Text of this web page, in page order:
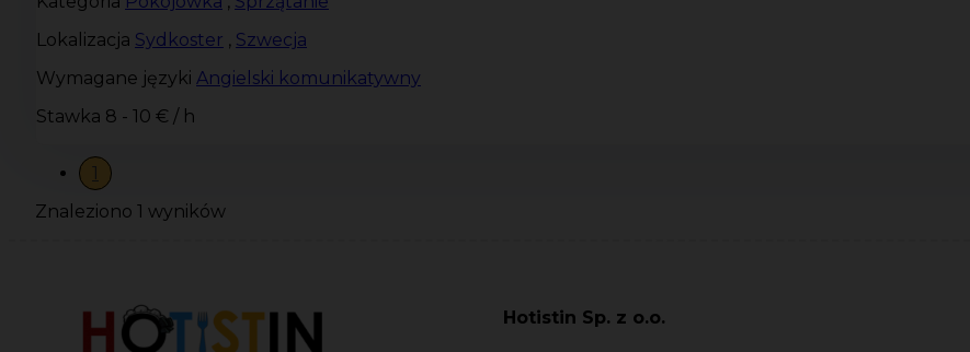
Lokalizacja Sydkoster , Szwecja
Wymagane języki Angielski komunikatywny
Stawka 8 - 10 € / h
1
Znaleziono 1 wyników
Hotistin Sp. z o.o.